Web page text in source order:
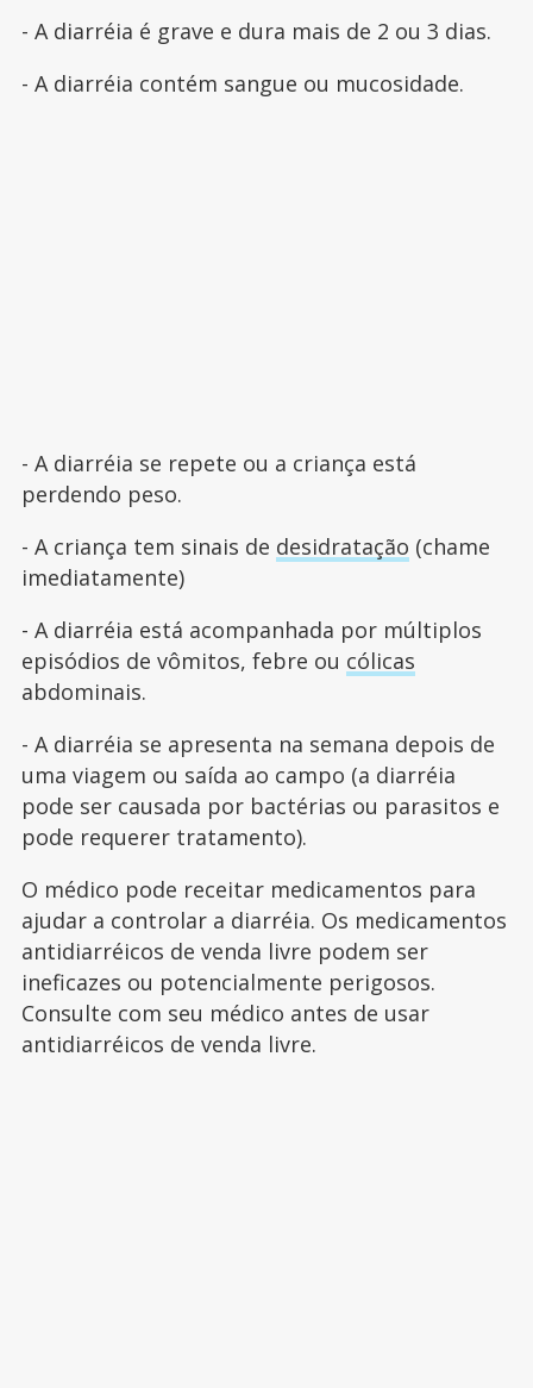
- A diarréia é grave e dura mais de 2 ou 3 dias.
- A diarréia contém sangue ou mucosidade.
- A diarréia se repete ou a criança está
perdendo peso.
- A criança tem sinais de desidratação (chame
imediatamente)
- A diarréia está acompanhada por múltiplos
episódios de vômitos, febre ou cólicas
abdominais.
- A diarréia se apresenta na semana depois de
uma viagem ou saída ao campo (a diarréia
pode ser causada por bactérias ou parasitos e
pode requerer tratamento).
O médico pode receitar medicamentos para
ajudar a controlar a diarréia. Os medicamentos
antidiarréicos de venda livre podem ser
ineficazes ou potencialmente perigosos.
Consulte com seu médico antes de usar
antidiarréicos de venda livre.